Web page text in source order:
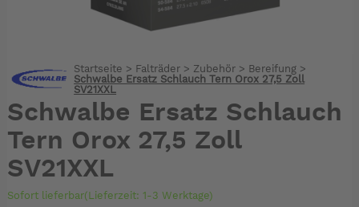
Startseite > Falträder > Zubehör > Bereifung >
Schwalbe Ersatz Schlauch Tern Orox 27,5 Zoll
SV21XXL
Schwalbe Ersatz Schlauch
Tern Orox 27,5 Zoll
SV21XXL
Sofort lieferbar(Lieferzeit: 1-3 Werktage)